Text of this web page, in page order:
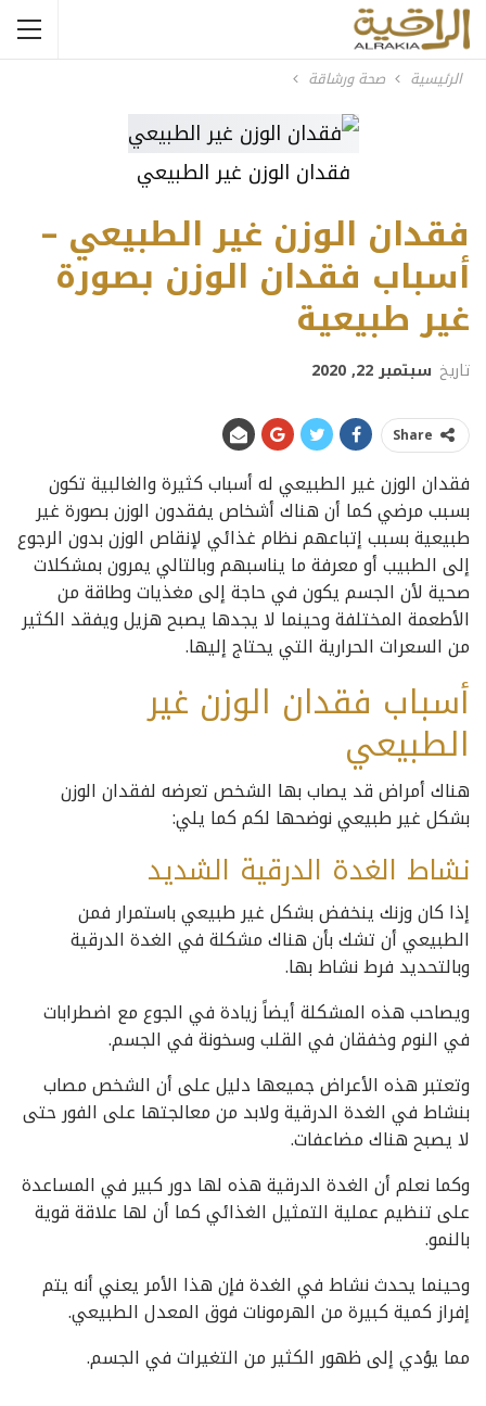
الرئيسية صحة ورشاقة
فقدان الوزن غير الطبيعي
فقدان الوزن غير الطبيعي –
أسباب فقدان الوزن بصورة
غير طبيعية
تاريخ سبتمبر 22, 2020
Share
فقدان الوزن غير الطبيعي له أسباب كثيرة والغالبية تكون
بسبب مرضي كما أن هناك أشخاص يفقدون الوزن بصورة غير
طبيعية بسبب إتباعهم نظام غذائي لإنقاص الوزن بدون الرجوع
إلى الطبيب أو معرفة ما يناسبهم وبالتالي يمرون بمشكلات
صحية لأن الجسم يكون في حاجة إلى مغذيات وطاقة من
الأطعمة المختلفة وحينما لا يجدها يصبح هزيل ويفقد الكثير
من السعرات الحرارية التي يحتاج إليها.
أسباب فقدان الوزن غير
الطبيعي
هناك أمراض قد يصاب بها الشخص تعرضه لفقدان الوزن
بشكل غير طبيعي نوضحها لكم كما يلي:
نشاط الغدة الدرقية الشديد
إذا كان وزنك ينخفض بشكل غير طبيعي باستمرار فمن
الطبيعي أن تشك بأن هناك مشكلة في الغدة الدرقية
وبالتحديد فرط نشاط بها.
ويصاحب هذه المشكلة أيضاً زيادة في الجوع مع اضطرابات
في النوم وخفقان في القلب وسخونة في الجسم.
وتعتبر هذه الأعراض جميعها دليل على أن الشخص مصاب
بنشاط في الغدة الدرقية ولابد من معالجتها على الفور حتى
لا يصبح هناك مضاعفات.
وكما نعلم أن الغدة الدرقية هذه لها دور كبير في المساعدة
على تنظيم عملية التمثيل الغذائي كما أن لها علاقة قوية
بالنمو.
وحينما يحدث نشاط في الغدة فإن هذا الأمر يعني أنه يتم
إفراز كمية كبيرة من الهرمونات فوق المعدل الطبيعي.
مما يؤدي إلى ظهور الكثير من التغيرات في الجسم.